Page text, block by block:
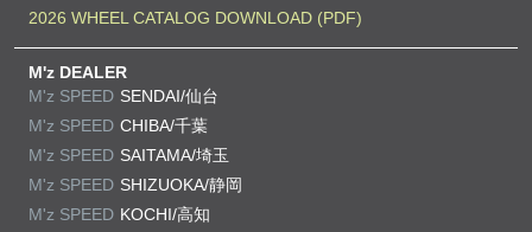
2026 WHEEL CATALOG DOWNLOAD (PDF)
M'z DEALER
M'z SPEED SENDAI/仙台
M'z SPEED CHIBA/千葉
M'z SPEED SAITAMA/埼玉
M'z SPEED SHIZUOKA/静岡
M'z SPEED KOCHI/高知